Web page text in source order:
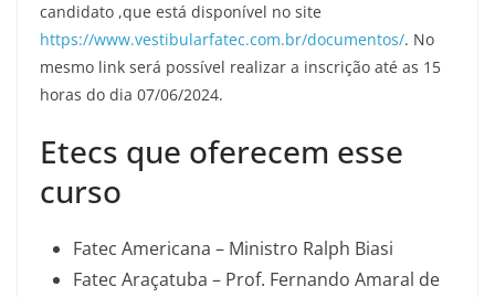
candidato ,que está disponível no site
https://www.vestibularfatec.com.br/documentos/. No
mesmo link será possível realizar a inscrição até as 15
horas do dia 07/06/2024.
Etecs que oferecem esse
curso
Fatec Americana – Ministro Ralph Biasi
Fatec Araçatuba – Prof. Fernando Amaral de